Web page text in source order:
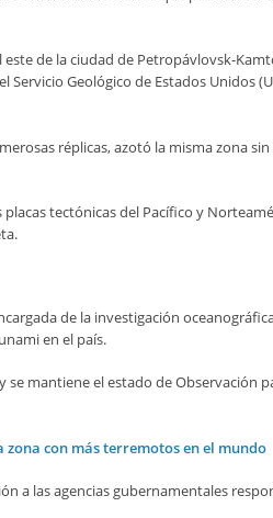
de la ciudad de Petropávlovsk-
Geológico de Estados Unidos
réplicas, azotó la misma zona
tectónicas del Pacífico y
de la investigación
en el país.
se mantiene el estado de Observación
zona con más terremotos en el mundo
a las agencias gubernamentales